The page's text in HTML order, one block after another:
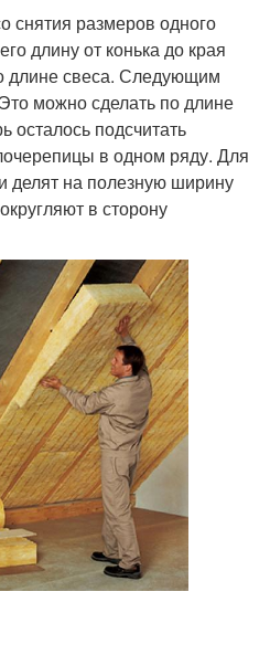
снятия размеров одного
длину от конька до края
длине свеса. Следующим
можно сделать по длине
осталось подсчитать
в одном ряду. Для
делят на полезную ширину
в сторону